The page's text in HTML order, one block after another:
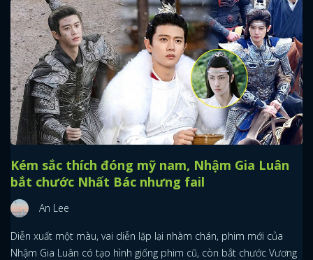
Kém sắc thích đóng mỹ nam, Nhậm Gia Luân
bắt chước Nhất Bác nhưng fail
An Lee
Diễn xuất một màu, vai diễn lặp lại nhàm chán, phim mới của
Nhậm Gia Luân có tạo hình giống phim cũ, còn bắt chước Vương